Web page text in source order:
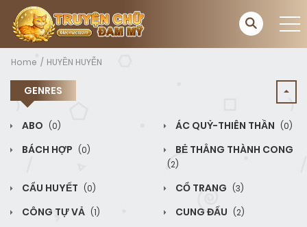
Home HUYỀN HUYỄN
GENRES
ABO (0) ÁC QUỶ-THIÊN THẦN (0)
BÁCH HỢP (0) BẺ THẲNG THÀNH CONG
(2)
CẨU HUYẾT (0) CỔ TRANG (3)
CÔNG TỰ VẢ (1) CUNG ĐẤU (2)